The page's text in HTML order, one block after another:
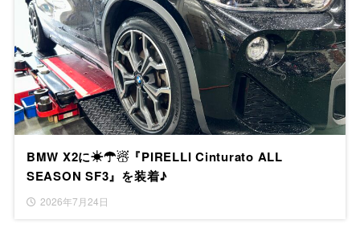
BMW X2に☀☂☃『PIRELLI Cinturato ALL
SEASON SF3』を装着♪
2026年7月24日